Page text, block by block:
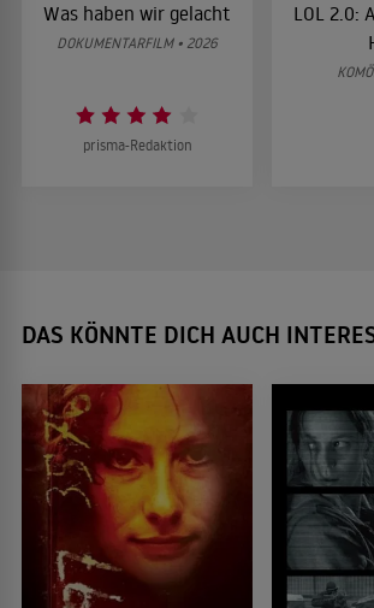
Was haben wir gelacht
DOKUMENTARFILM • 2026
prisma-Redaktion
LOL 2.0:
DAS KÖNNTE DICH AUCH